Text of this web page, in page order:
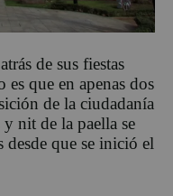
de sus fiestas
que en apenas dos
de la ciudadanía
nit de la paella se
desde que se inició el